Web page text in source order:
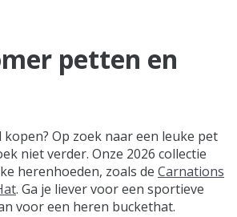
petten en
Op zoek naar een leuke pet
niet verder. Onze 2026 collectie
herenhoeden, zoals de Carnations
. Ga je liever voor een sportieve
voor een heren buckethat.